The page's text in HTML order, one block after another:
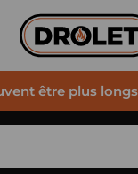
être plus